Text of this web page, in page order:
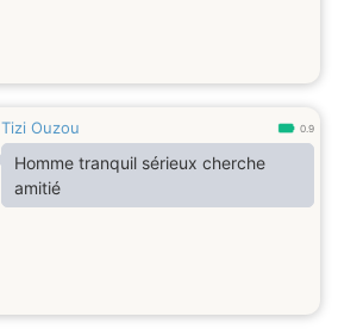
Tizi Ouzou 0.9
Homme tranquil sérieux cherche
amitié